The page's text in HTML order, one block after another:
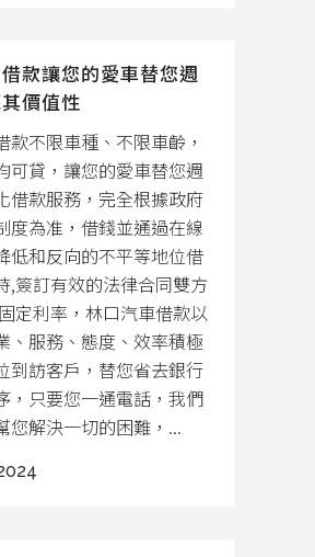
款讓您的愛車替您週
價值性
款不限車種、不限車齡，
可貸，讓您的愛車替您週
借款服務，完全根據政府
度為准，借錢並通過在線
低和反向的不平等地位借
,簽訂有效的法律合同雙方
定利率，林口汽車借款以
、服務、態度、效率積極
到訪客戶，替您省去銀行
，只要您一通電話，我們
您解決一切的困難，...